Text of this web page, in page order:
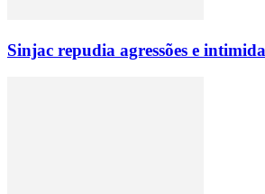
Sinjac repudia agressões e